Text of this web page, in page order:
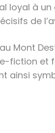
loyal à
de
Mont
fiction et
ainsi